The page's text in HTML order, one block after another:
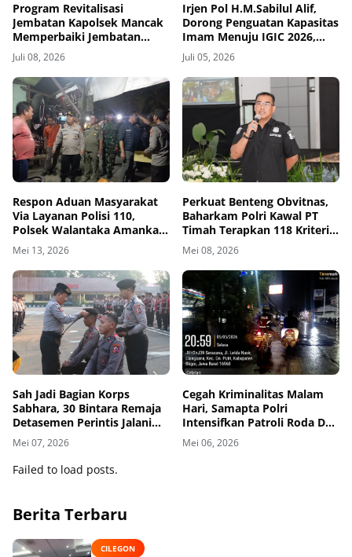
Program Revitalisasi
Jembatan Kapolsek Mancak
Memperbaiki Jembatan
Untuk Mengingatkan
Fasilitas Umum
Juli 08, 2026
Irjen Pol H.M.Sabilul Alif,
Dorong Penguatan Kapasitas
Imam Menuju IGIC 2026,
"Dari Banten Menuju Dunia"
Juli 05, 2026
Respon Aduan Masyarakat
Via Layanan Polisi 110,
Polsek Walantaka Amankan
17 Derigen Tuak dan 63
Botol Miras
Mei 13, 2026
Perkuat Benteng Obvitnas,
Baharkam Polri Kawal PT
Timah Terapkan 118 Kriteria
Sistem Pengamanan
Mei 08, 2026
Sah Jadi Bagian Korps
Sabhara, 30 Bintara Remaja
Detasemen Perintis Jalani
Tradisi Pembaretan Khidmat
Mei 07, 2026
Cegah Kriminalitas Malam
Hari, Samapta Polri
Intensifkan Patroli Roda Dua
di Kawasan Kota Wisata
Mei 06, 2026
Failed to load posts.
Berita Terbaru
CILEGON